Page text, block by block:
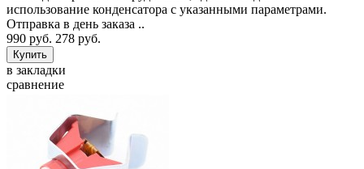
использование конденсатора с указанными параметрами.
Отправка в день заказа ..
990 руб. 278 руб.
в закладки
сравнение